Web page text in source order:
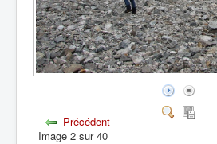
Précédent
Image 2 sur 40